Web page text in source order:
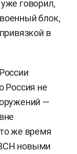
говорил,
блок,
в
Россия не
—
же время
новыми